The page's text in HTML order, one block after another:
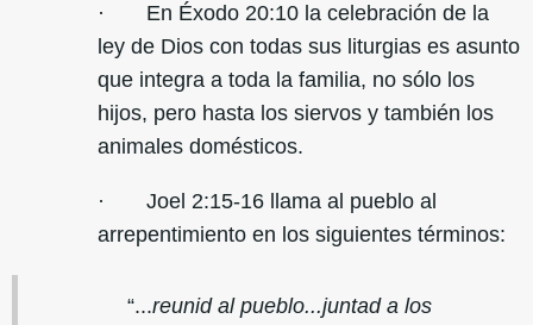
· En Éxodo 20:10 la celebración de la
ley de Dios con todas sus liturgias es asunto
que integra a toda la familia, no sólo los
hijos, pero hasta los siervos y también los
animales domésticos.
· Joel 2:15-16 llama al pueblo al
arrepentimiento en los siguientes términos:
“...reunid al pueblo...juntad a los